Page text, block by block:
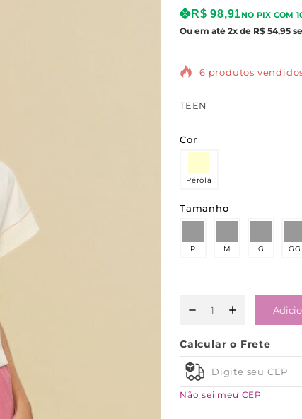
R$ 98,91NO PIX COM
Ou em até 2x de R$ 54,95
6 produtos
TEEN
Cor
Pérola
Tamanho
P M G GG
Calcular o Frete
Não sei meu CEP